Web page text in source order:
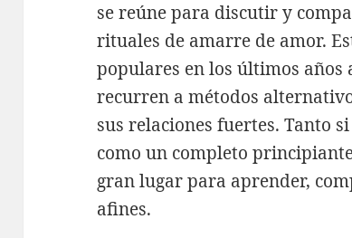
se reúne para discutir y
rituales de amarre de amor.
populares en los últimos años
recurren a métodos
sus relaciones fuertes. Tanto
como un completo
gran lugar para aprender,
afines.